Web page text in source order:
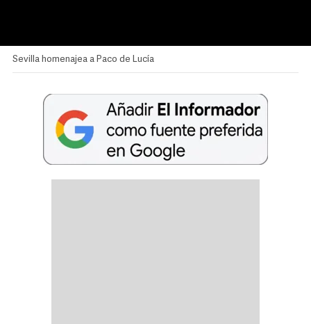
Sevilla homenajea a Paco de Lucía